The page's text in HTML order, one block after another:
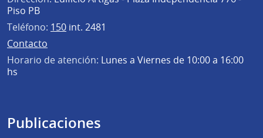
Piso PB
Teléfono: 150 int. 2481
Contacto
Horario de atención: Lunes a Viernes de 10:00 a 16:00
hs
Publicaciones